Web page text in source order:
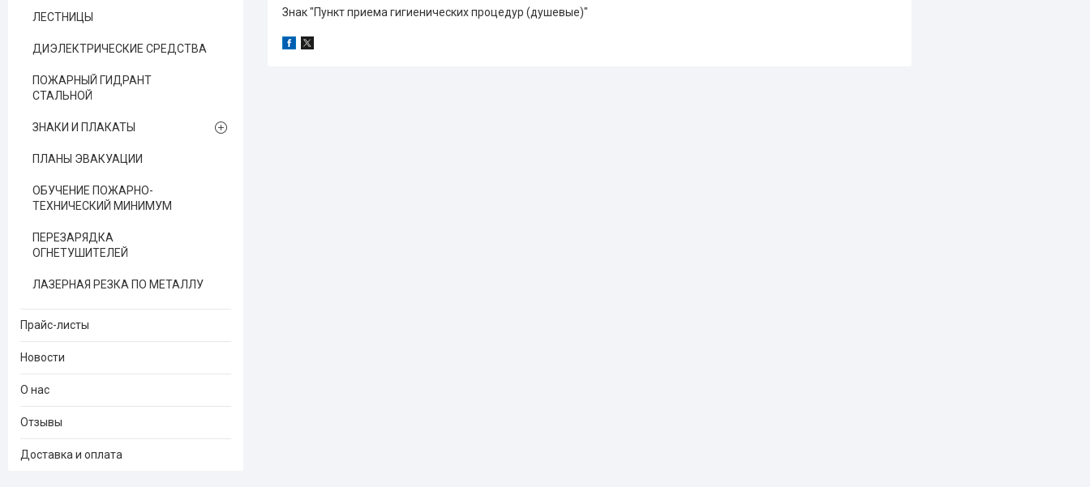
Знак "Пункт приема гигиенических процедур (душевые)"
ЛЕСТНИЦЫ
ДИЭЛЕКТРИЧЕСКИЕ СРЕДСТВА
ПОЖАРНЫЙ ГИДРАНТ
СТАЛЬНОЙ
ЗНАКИ И ПЛАКАТЫ
ПЛАНЫ ЭВАКУАЦИИ
ОБУЧЕНИЕ ПОЖАРНО-
ТЕХНИЧЕСКИЙ МИНИМУМ
ПЕРЕЗАРЯДКА
ОГНЕТУШИТЕЛЕЙ
ЛАЗЕРНАЯ РЕЗКА ПО МЕТАЛЛУ
Прайс-листы
Новости
О нас
Отзывы
Доставка и оплата